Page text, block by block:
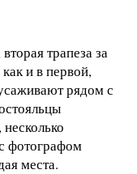
трапеза за
и в первой,
рядом с
фотографом
места.